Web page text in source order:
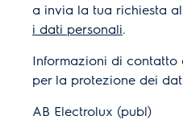
a invia la tua richiesta
i dati personali.
Informazioni di contatto
per la protezione dei
AB Electrolux (publ)